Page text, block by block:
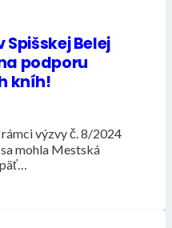
Belej
podporu
kníh!
výzvy č. 8/2024
mohla Mestská